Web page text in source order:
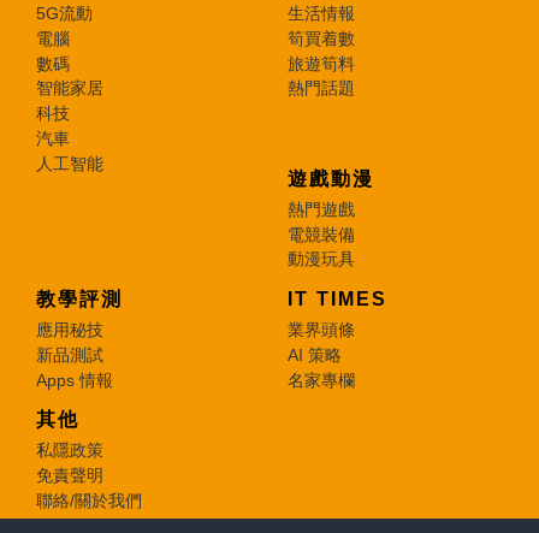
5G流動
電腦
數碼
智能家居
科技
汽車
人工智能
生活情報
筍買着數
旅遊筍料
熱門話題
遊戲動漫
熱門遊戲
電競裝備
動漫玩具
教學評測
應用秘技
新品測試
Apps 情報
IT TIMES
業界頭條
AI 策略
名家專欄
其他
私隱政策
免責聲明
聯絡/關於我們